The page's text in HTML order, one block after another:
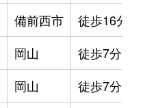
備前西市
徒歩16分
岡山
徒歩7分
岡山
徒歩7分